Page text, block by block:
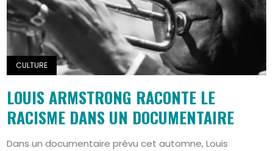
CULTURE
LOUIS ARMSTRONG RACONTE LE
RACISME DANS UN DOCUMENTAIRE
Dans un documentaire prévu cet automne, Louis